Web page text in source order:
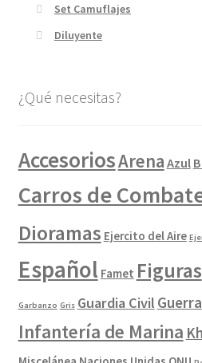
Set Camuflajes
Diluyente
¿Qué necesitas?
AccesoriosArena Azul
Carros de
Dioramas Ejercito del Aire
Español Famet Figuras
Garbanzo Gris Guardia Civil
Infantería de Marina